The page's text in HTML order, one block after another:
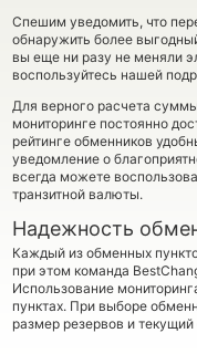
Спешим уведомить, что
обнаружить более
вы еще ни разу не меняли
воспользуйтесь нашей
Для верного расчета
мониторинге постоянно
рейтинге обменников
уведомление о
всегда можете
транзитной валюты.
Надежность
Каждый из обменных
при этом команда
Использование
пунктах. При выборе
размер резервов и